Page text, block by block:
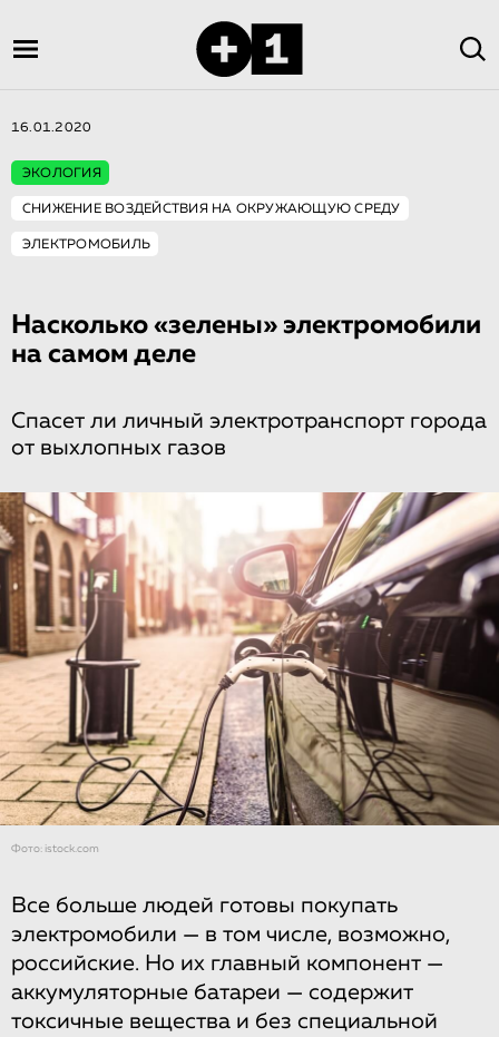
16.01.2020
ЭКОЛОГИЯ
СНИЖЕНИЕ ВОЗДЕЙСТВИЯ НА ОКРУЖАЮЩУЮ СРЕДУ
ЭЛЕКТРОМОБИЛЬ
Насколько «зелены» электромобили
на самом деле
Спасет ли личный электротранспорт города
от выхлопных газов
Фото: istock.com
Все больше людей готовы покупать
электромобили — в том числе, возможно,
российские. Но их главный компонент —
аккумуляторные батареи — содержит
токсичные вещества и без специальной